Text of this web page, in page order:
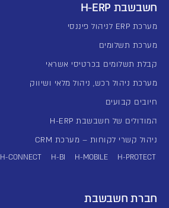
חשבשבת H-ERP
מערכת ERP לניהול פיננסי
מערכת תשלומים
קבלת תשלומים בכרטיסי אשראי
מערכת ניהול רכש, ניהול מלאי ושיווק
חיובים קבועים
המודולים של חשבשבת H-ERP
ניהול קשרי לקוחות – מערכת CRM
H-PROTECT
H-MOBILE
H-BI
H-CONNECT
חברת חשבשבת